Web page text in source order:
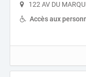
122 AV DU
Accès aux